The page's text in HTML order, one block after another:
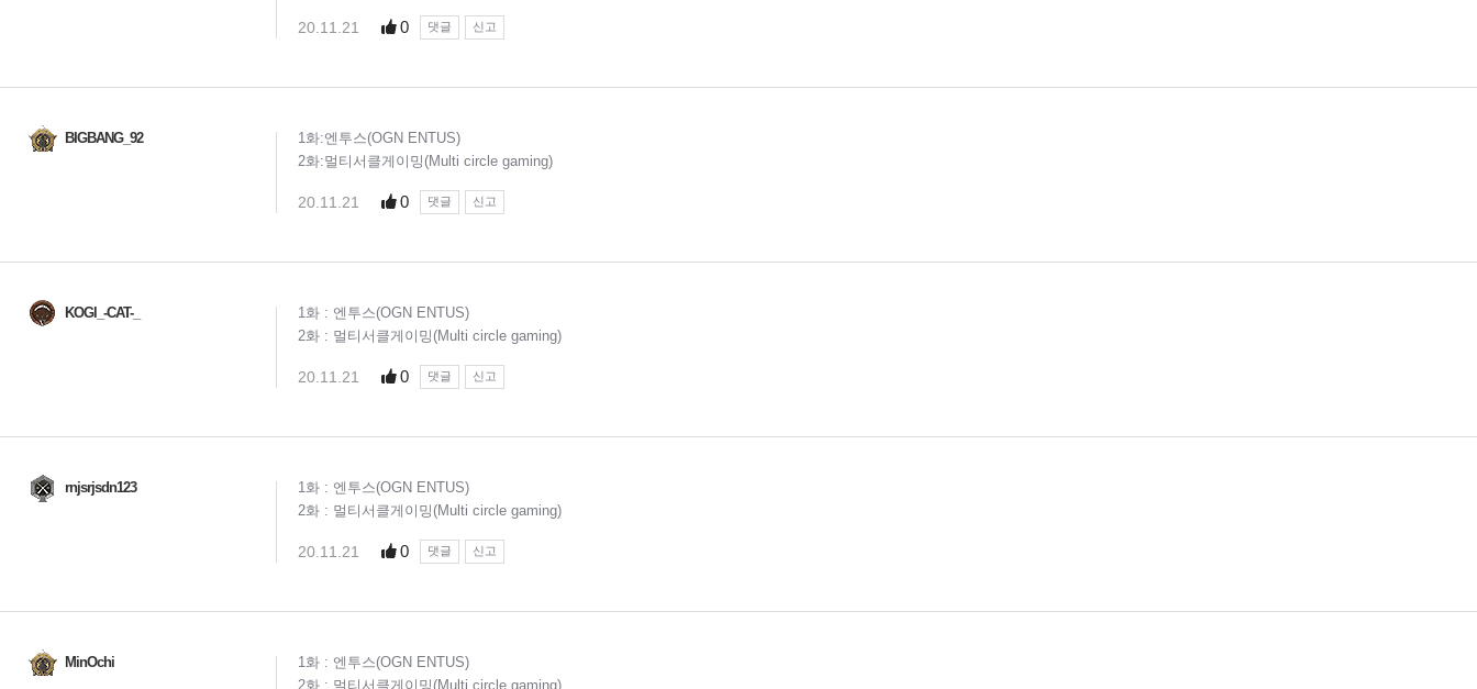
20.11.21 0 댓글 신고
BIGBANG_92
1화:엔투스(OGN ENTUS)
2화:멀티서클게이밍(Multi circle gaming)
20.11.21 0 댓글 신고
KOGl_-CAT-_
1화 : 엔투스(OGN ENTUS)
2화 : 멀티서클게이밍(Multi circle gaming)
20.11.21 0 댓글 신고
rnjsrjsdn123
1화 : 엔투스(OGN ENTUS)
2화 : 멀티서클게이밍(Multi circle gaming)
20.11.21 0 댓글 신고
MinOchi
1화 : 엔투스(OGN ENTUS)
2화 : 멀티서클게이밍(Multi circle gaming)